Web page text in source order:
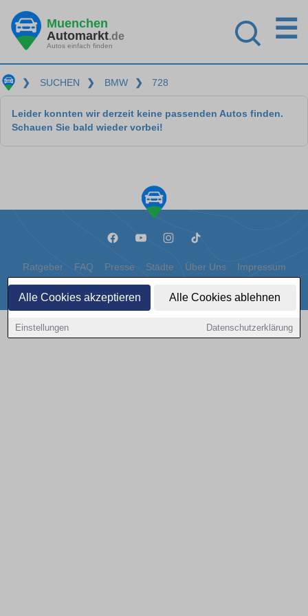
Alle Cookies akzeptieren Alle Cookies ablehnen
Einstellungen Datenschutzerklärung
Muenchen
Automarkt.de
Autos einfach finden
☰
❯ SUCHEN ❯ BMW ❯ 728
Leider konnten wir derzeit keine passenden Autos finden.
Schauen Sie bald wieder vorbei!
Ratgeber FAQ Presse Städte Über Uns Impressum
Datenschutz Cookies
Copyright © 2000 - 2026 | 1A Infosysteme GmbH | Content by: 1a-sites-autos